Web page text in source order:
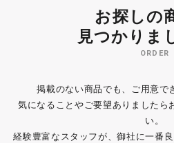
お探しの
見つかりま
ORDER
掲載のない商品でも、ご用意で
気になることやご要望ありましたら
い。
経験豊富なスタッフが、御社に一番